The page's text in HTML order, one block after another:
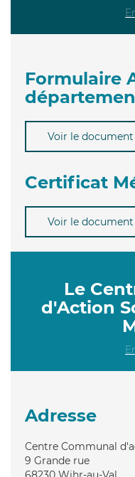
Formulaire
Voir le document
Certificat
Voir le document
Le
d'Action
Adresse
Centre Communal
9 Grande rue